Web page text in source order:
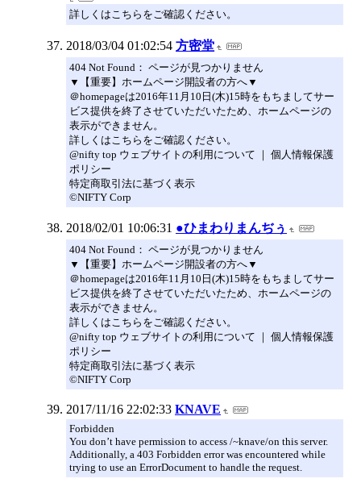
詳しくはこちらをご確認ください。
2018/03/04 01:02:54 方密堂
404 Not Found： ページが見つかりません
▼【重要】ホームページ開設者の方へ▼
＠homepageは2016年11月10日(木)15時をもちましてサー
ビス提供を終了させていただいたため、ホームページの
表示ができません。
詳しくはこちらをご確認ください。
@nifty top ウェブサイトの利用について ｜ 個人情報保護
ポリシー
特定商取引法に基づく表示
©NIFTY Corp
2018/02/01 10:06:31 ●ひまわりまんぢぅ
404 Not Found： ページが見つかりません
▼【重要】ホームページ開設者の方へ▼
＠homepageは2016年11月10日(木)15時をもちましてサー
ビス提供を終了させていただいたため、ホームページの
表示ができません。
詳しくはこちらをご確認ください。
@nifty top ウェブサイトの利用について ｜ 個人情報保護
ポリシー
特定商取引法に基づく表示
©NIFTY Corp
2017/11/16 22:02:33 KNAVE
Forbidden
You don’t have permission to access /~knave/on this server.
Additionally, a 403 Forbidden error was encountered while
trying to use an ErrorDocument to handle the request.